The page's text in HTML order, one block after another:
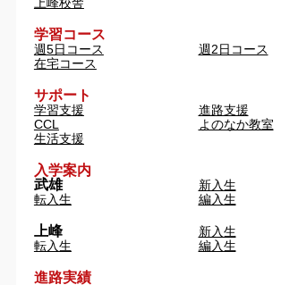
学習コース
週5日コース
週2日コース
在宅コース
サポート
学習支援
進路支援
CCL
よのなか教室
生活支援
入学案内
武雄
新入生
転入生
編入生
上峰
新入生
転入生
編入生
進路実績